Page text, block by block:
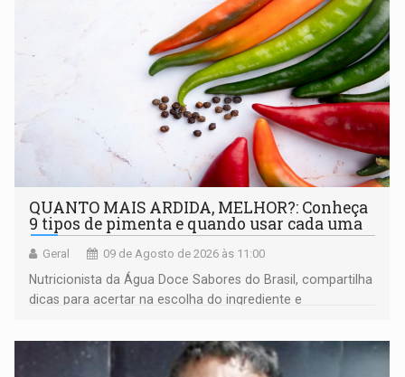
QUANTO MAIS ARDIDA, MELHOR?: Conheça
9 tipos de pimenta e quando usar cada uma
Geral 09 de Agosto de 2026 às 11:00
Nutricionista da Água Doce Sabores do Brasil, compartilha
dicas para acertar na escolha do ingrediente e